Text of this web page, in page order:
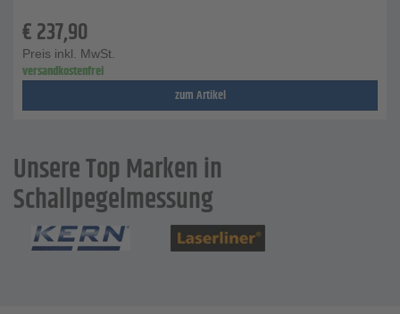
€237,90
Preis inkl. MwSt.
versandkostenfrei
zum Artikel
Unsere Top Marken in
Schallpegelmessung